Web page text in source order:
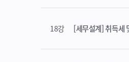
18강 [세무설계] 취득세